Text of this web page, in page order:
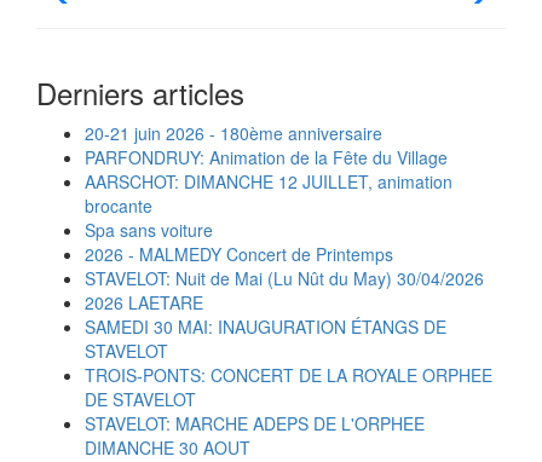
Derniers articles
20-21 juin 2026 - 180ème anniversaire
PARFONDRUY: Animation de la Fête du Village
AARSCHOT: DIMANCHE 12 JUILLET, animation
brocante
Spa sans voiture
2026 - MALMEDY Concert de Printemps
STAVELOT: Nuit de Mai (Lu Nût du May) 30/04/2026
2026 LAETARE
SAMEDI 30 MAI: INAUGURATION ÉTANGS DE
STAVELOT
TROIS-PONTS: CONCERT DE LA ROYALE ORPHEE
DE STAVELOT
STAVELOT: MARCHE ADEPS DE L'ORPHEE
DIMANCHE 30 AOUT